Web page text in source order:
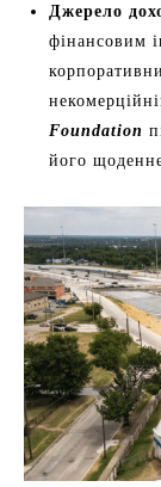
Джерело
фінансовим
Foundation
його